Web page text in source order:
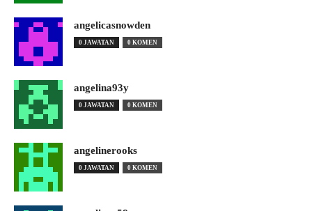
angelicasnowden
0 JAWATAN 0 KOMEN
angelina93y
0 JAWATAN 0 KOMEN
angelinerooks
0 JAWATAN 0 KOMEN